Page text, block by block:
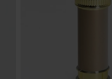
Mini stolpjes